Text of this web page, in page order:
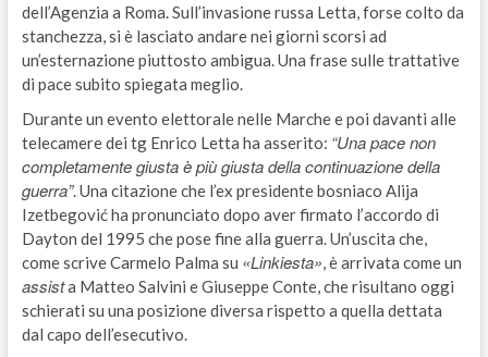
dell’Agenzia a Roma. Sull’invasione russa Letta, forse colto da
stanchezza, si è lasciato andare nei giorni scorsi ad
un’esternazione piuttosto ambigua. Una frase sulle trattative
di pace subito spiegata meglio.
Durante un evento elettorale nelle Marche e poi davanti alle
telecamere dei tg Enrico Letta ha asserito: “Una pace non
completamente giusta è più giusta della continuazione della
guerra”. Una citazione che l’ex presidente bosniaco Alija
Izetbegović ha pronunciato dopo aver firmato l’accordo di
Dayton del 1995 che pose fine alla guerra. Un’uscita che,
come scrive Carmelo Palma su «Linkiesta» , è arrivata come un
assista Matteo Salvini e Giuseppe Conte, che risultano oggi
schierati su una posizione diversa rispetto a quella dettata
dal capo dell’esecutivo.